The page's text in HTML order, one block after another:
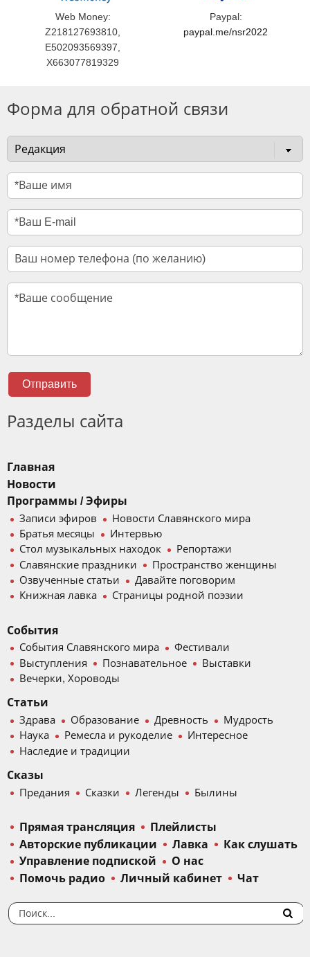
Web Money:
Z218127693810,
E502093569397,
X663077819329
Paypal:
paypal.me/nsr2022
Форма для обратной связи
Отправить
Разделы сайта
Главная
Новости
Программы / Эфиры
Записи эфиров
Новости Славянского мира
Братья месяцы
Интервью
Стол музыкальных находок
Репортажи
Славянские праздники
Пространство женщины
Озвученные статьи
Давайте поговорим
Книжная лавка
Страницы родной поэзии
События
События Славянского мира
Фестивали
Выступления
Познавательное
Выставки
Вечерки, Хороводы
Статьи
Здрава Образование Древность
Мудрость
Наука
Ремесла и рукоделие
Интересное
Наследие и традиции
Сказы
Предания Сказки Легенды Былины
Прямая трансляция
Плейлисты
Авторские публикации
Лавка
Как слушать
Управление подпиской
О нас
Помочь радио
Личный кабинет Чат